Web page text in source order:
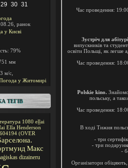
29 30 31
ранок
у Києві
79%
мм
3 м/с,
у Житомирі
ТЕГІВ
1080 eļļai
Ella Henderson
(OVER
Макс
dizaineru
Час проведення:
Зустріч для
випускників та
освіти Польщі, як легше
Час проведення:
Polskie kino.
польську, а
Час проведення:
В ході Тижня
- три
- три
-
Організатори